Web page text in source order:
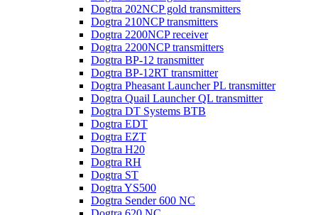
Dogtra 202NCP gold transmitters
Dogtra 210NCP transmitters
Dogtra 2200NCP receiver
Dogtra 2200NCP transmitters
Dogtra BP-12 transmitter
Dogtra BP-12RT transmitter
Dogtra Pheasant Launcher PL transmitter
Dogtra Quail Launcher QL transmitter
Dogtra DT Systems BTB
Dogtra EDT
Dogtra EZT
Dogtra H20
Dogtra RH
Dogtra ST
Dogtra YS500
Dogtra Sender 600 NC